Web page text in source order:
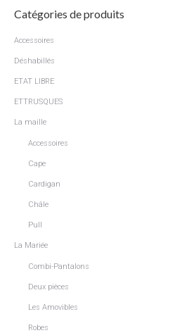
Catégories de produits
Accessoires
Déshabillés
ETAT LIBRE
ETTRUSQUES
La maille
Accessoires
Cape
Cardigan
Châle
Pull
La Mariée
Combi-Pantalons
Deux pièces
Les Amovibles
Robes